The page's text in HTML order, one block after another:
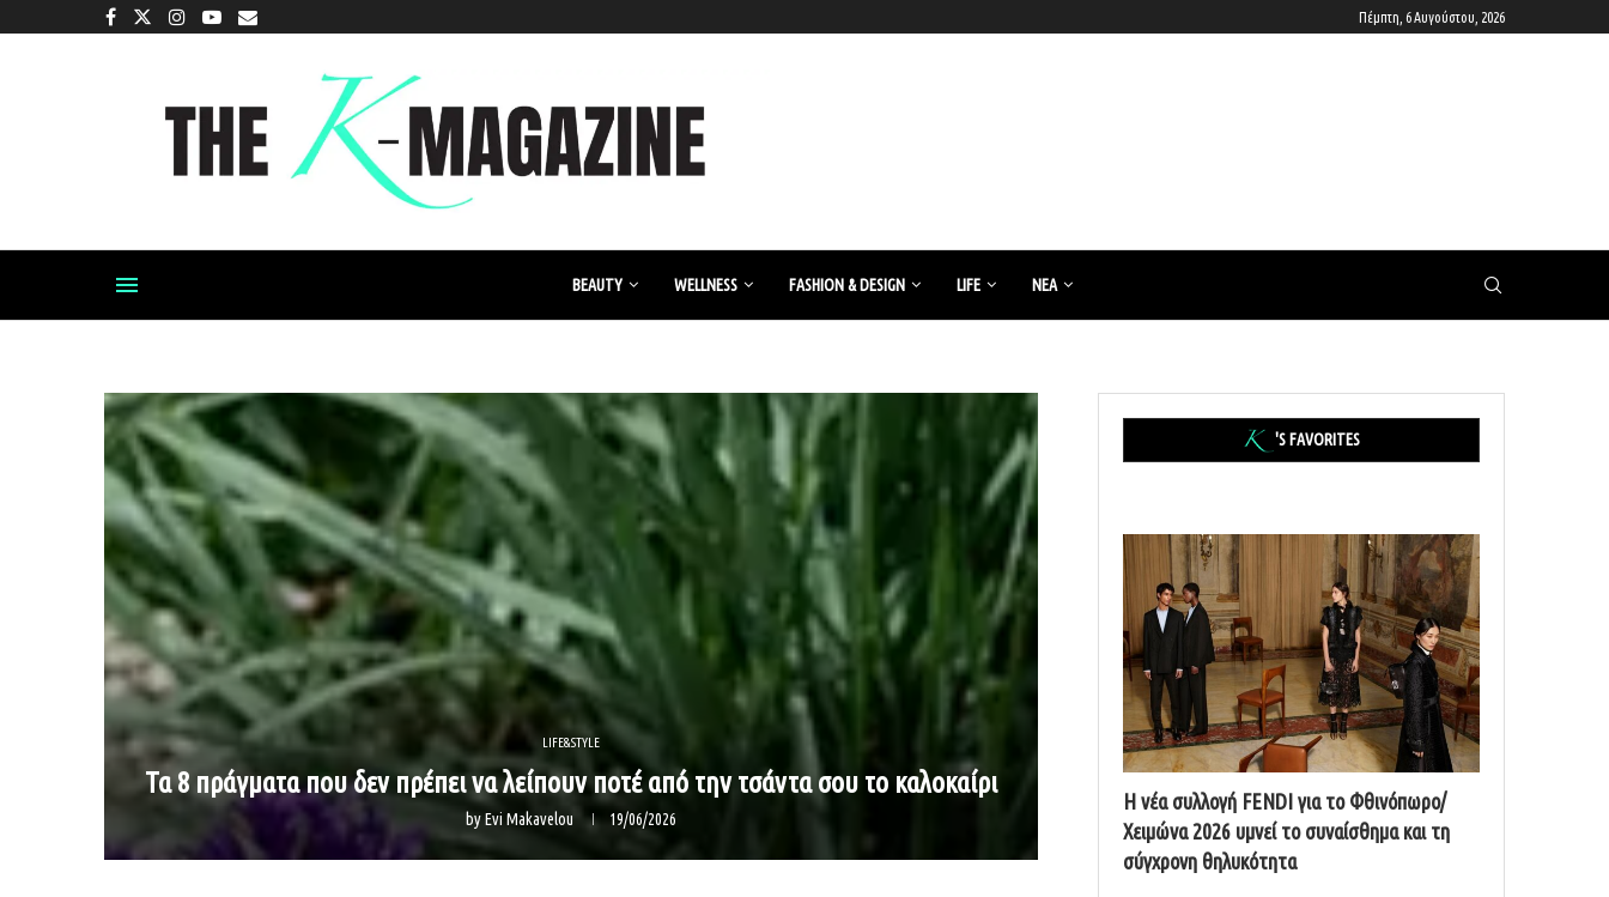
Πέμπτη, 6 Αυγούστου, 2026
BEAUTY WELLNESS FASHION & DESIGN LIFE ΝΈΑ
LIFE&STYLE
Τα 8 πράγματα που δεν πρέπει να λείπουν ποτέ από την τσάντα σου το καλοκαίρι
byEvi Makavelou 19/06/2026
'S FAVORITES
Η νέα συλλογή FENDI για το Φθινόπωρο/
Χειμώνα 2026 υμνεί το συναίσθημα και τη
σύγχρονη θηλυκότητα